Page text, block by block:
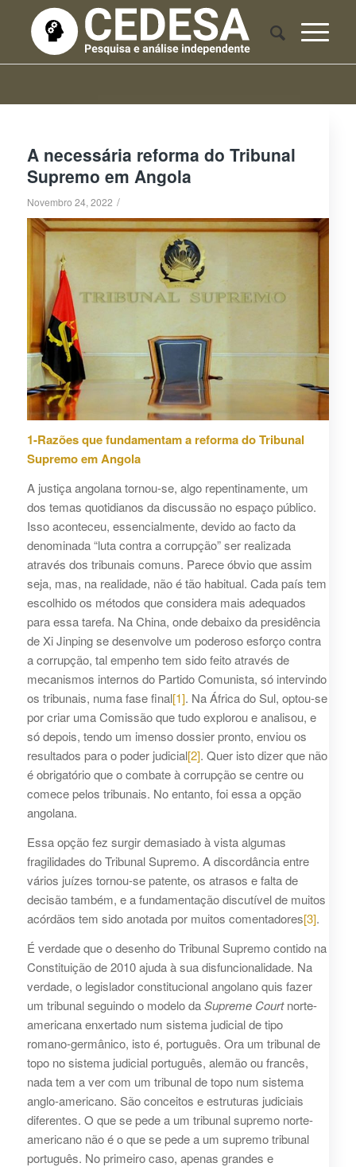
A necessária reforma do Tribunal
Supremo em Angola
Novembro 24, 2022 /
1-Razões que fundamentam a reforma do Tribunal
Supremo em Angola
A justiça angolana tornou-se, algo repentinamente, um
dos temas quotidianos da discussão no espaço público.
Isso aconteceu, essencialmente, devido ao facto da
denominada “luta contra a corrupção” ser realizada
através dos tribunais comuns. Parece óbvio que assim
seja, mas, na realidade, não é tão habitual. Cada país tem
escolhido os métodos que considera mais adequados
para essa tarefa. Na China, onde debaixo da presidência
de Xi Jinping se desenvolve um poderoso esforço contra
a corrupção, tal empenho tem sido feito através de
mecanismos internos do Partido Comunista, só intervindo
os tribunais, numa fase final[1]. Na África do Sul, optou-se
por criar uma Comissão que tudo explorou e analisou, e
só depois, tendo um imenso dossier pronto, enviou os
resultados para o poder judicial[2]. Quer isto dizer que não
é obrigatório que o combate à corrupção se centre ou
comece pelos tribunais. No entanto, foi essa a opção
angolana.
Essa opção fez surgir demasiado à vista algumas
fragilidades do Tribunal Supremo. A discordância entre
vários juízes tornou-se patente, os atrasos e falta de
decisão também, e a fundamentação discutível de muitos
acórdãos tem sido anotada por muitos comentadores[3].
É verdade que o desenho do Tribunal Supremo contido na
Constituição de 2010 ajuda à sua disfuncionalidade. Na
verdade, o legislador constitucional angolano quis fazer
um tribunal seguindo o modelo daSupreme Courtnorte-
americana enxertado num sistema judicial de tipo
romano-germânico, isto é, português. Ora um tribunal de
topo no sistema judicial português, alemão ou francês,
nada tem a ver com um tribunal de topo num sistema
anglo-americano. São conceitos e estruturas judiciais
diferentes. O que se pede a um tribunal supremo norte-
americano não é o que se pede a um supremo tribunal
português. No primeiro caso, apenas grandes e